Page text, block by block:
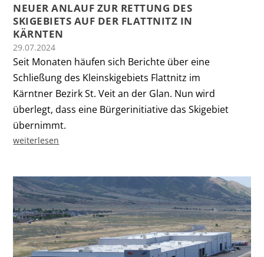
NEUER ANLAUF ZUR RETTUNG DES
SKIGEBIETS AUF DER FLATTNITZ IN
KÄRNTEN
29.07.2024
Seit Monaten häufen sich Berichte über eine
Schließung des Kleinskigebiets Flattnitz im
Kärntner Bezirk St. Veit an der Glan. Nun wird
überlegt, dass eine Bürgerinitiative das Skigebiet
übernimmt.
weiterlesen